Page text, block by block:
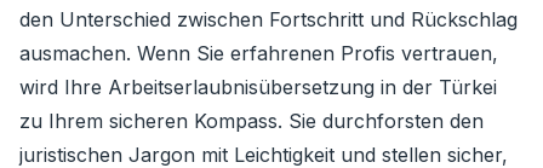
den Unterschied zwischen Fortschritt und Rückschlag
ausmachen. Wenn Sie erfahrenen Profis vertrauen,
wird Ihre Arbeitserlaubnisübersetzung in der Türkei
zu Ihrem sicheren Kompass. Sie durchforsten den
juristischen Jargon mit Leichtigkeit und stellen sicher,